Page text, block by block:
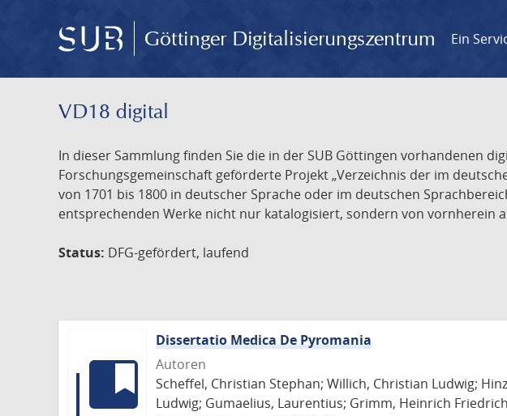
Göttinger Digitalisierungszentrum Ein
VD18 digital
In dieser Sammlung finden Sie die in der SUB Göttingen vorhandenen
Forschungsgemeinschaft geförderte Projekt „Verzeichnis der im
von 1701 bis 1800 in deutscher Sprache oder im deutschen
entsprechenden Werke nicht nur katalogisiert, sondern von vornherein
Status: DFG-gefördert, laufend
Dissertatio Medica De Pyromania
Autoren
Scheffel, Christian Stephan; Willich, Christian Ludwig;
Ludwig; Gumaelius, Laurentius; Grimm, Heinrich